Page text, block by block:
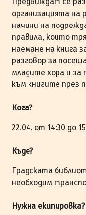
организацията на
начини на
правила, които
наемане на книга
разговор за
младите хора и
към книгите през
Кога?
22.04. от 14:30 до
Къде?
Градската
необходим
Нужна екипировка?